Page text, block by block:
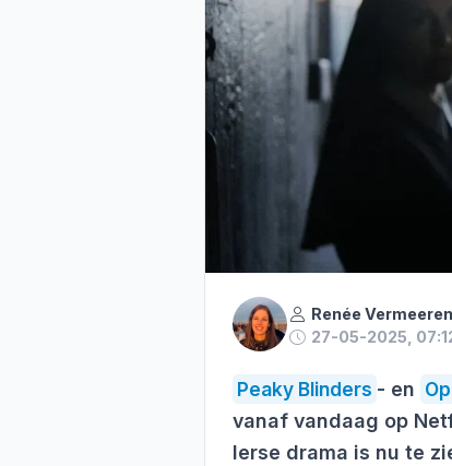
Renée Vermeeren
27-05-2025,
Peaky Blinders - en
vanaf vandaag op
Ierse drama is nu te